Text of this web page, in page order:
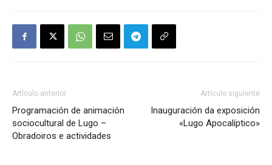
Artículo anterior
Programación de animación
sociocultural de Lugo –
Obradoiros e actividades
Artículo siguiente
Inauguración da exposición
«Lugo Apocalíptico»